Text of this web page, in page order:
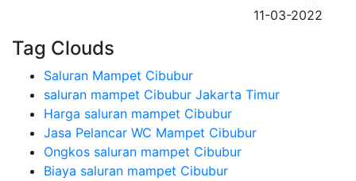
11-03-2022
Tag Clouds
Saluran Mampet Cibubur
saluran mampet Cibubur Jakarta Timur
Harga saluran mampet Cibubur
Jasa Pelancar WC Mampet Cibubur
Ongkos saluran mampet Cibubur
Biaya saluran mampet Cibubur